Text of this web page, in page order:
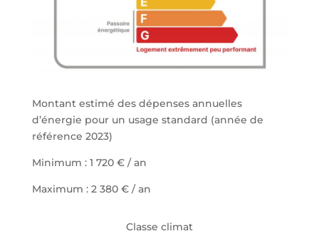
Montant estimé des dépenses annuelles
d’énergie pour un usage standard (année de
référence 2023)
Minimum : 1 720 € / an
Maximum : 2 380 € / an
Classe climat